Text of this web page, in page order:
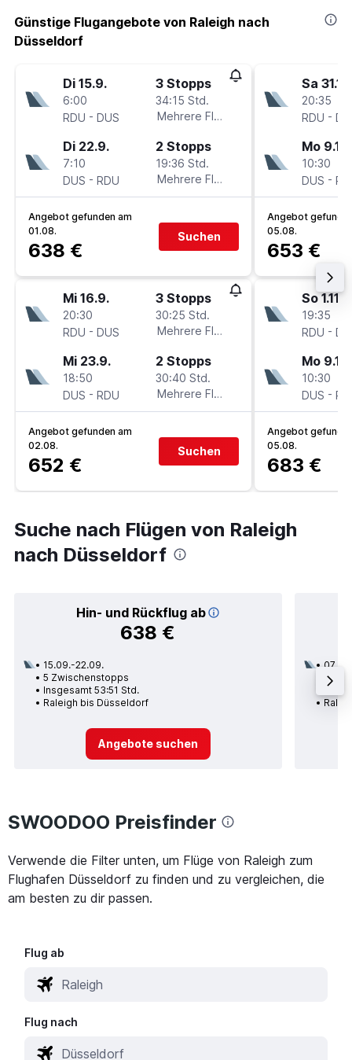
Günstige Flugangebote von Raleigh nach
Düsseldorf
Di 15.9.
6:00
RDU - DUS
3 Stopps
34:15 Std.
Mehrere Fluglinien
Di 22.9.
7:10
DUS - RDU
2 Stopps
19:36 Std.
Mehrere Fluglinien
Angebot gefunden am
01.08.
638 €
Suchen
Mi 16.9.
20:30
RDU - DUS
3 Stopps
30:25 Std.
Mehrere Fluglinien
Mi 23.9.
18:50
DUS - RDU
2 Stopps
30:40 Std.
Mehrere Fluglinien
Angebot gefunden am
02.08.
652 €
Suchen
Sa
20:35
RDU -
Mo 9.11.
10:30
DUS -
Angebot
05.08.
653 €
So 1.11.
19:35
RDU -
Mo 9.11.
10:30
DUS -
Angebot
05.08.
683 €
Suche nach Flügen von Raleigh
nach Düsseldorf
Hin- und Rückflug ab
638 €
15.09.-22.09.
5 Zwischenstopps
Insgesamt 53:51 Std.
Raleigh bis Düsseldorf
Angebote suchen
07.09.
2
SWOODOO Preisfinder
Verwende die Filter unten, um Flüge von Raleigh zum
Flughafen Düsseldorf zu finden und zu vergleichen, die
am besten zu dir passen.
Flug ab
Flug nach